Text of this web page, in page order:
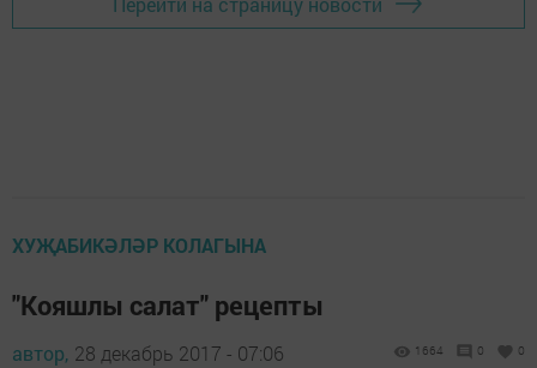
ХУҖАБИКӘЛӘР КОЛАГЫНА
"Кояшлы салат" рецепты
автор, 28 декабрь 2017 - 07:06 1664 0 0